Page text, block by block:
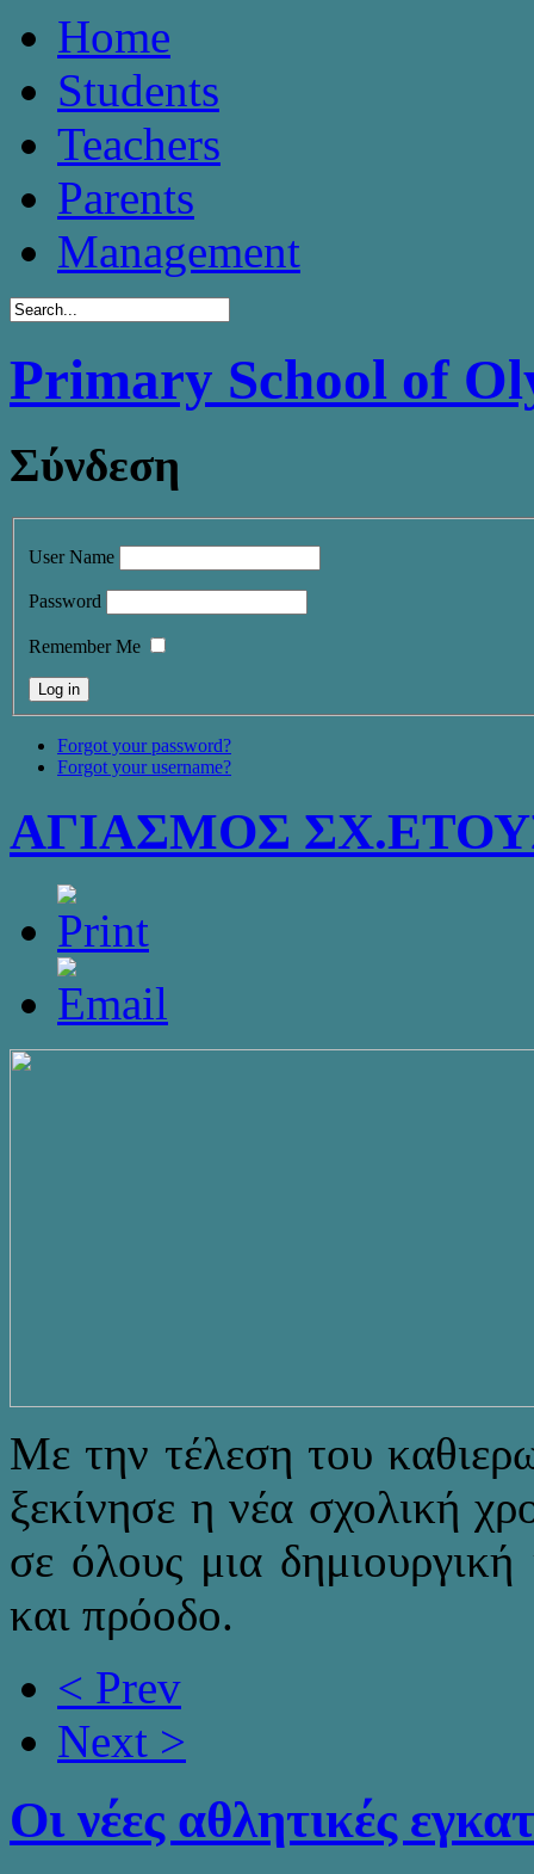
Home
Students
Teachers
Parents
Management
Primary School of
Σύνδεση
User Name
Password
Remember Me
Forgot your password?
Forgot your username?
ΑΓΙΑΣΜΟΣ ΣΧ.ΕΤΟΥΣ
Με την τέλεση του
ξεκίνησε η νέα σχολική
σε όλους μια
και πρόοδο.
< Prev
Next >
Οι νέες αθλητικές